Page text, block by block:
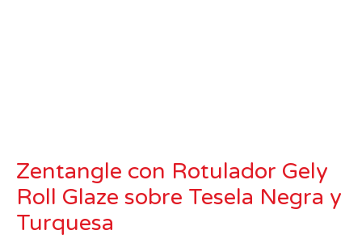
Zentangle con Rotulador Gely
Roll Glaze sobre Tesela Negra y
Turquesa